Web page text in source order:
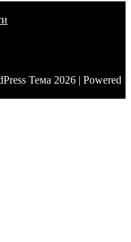
Тема 2026 | Powered